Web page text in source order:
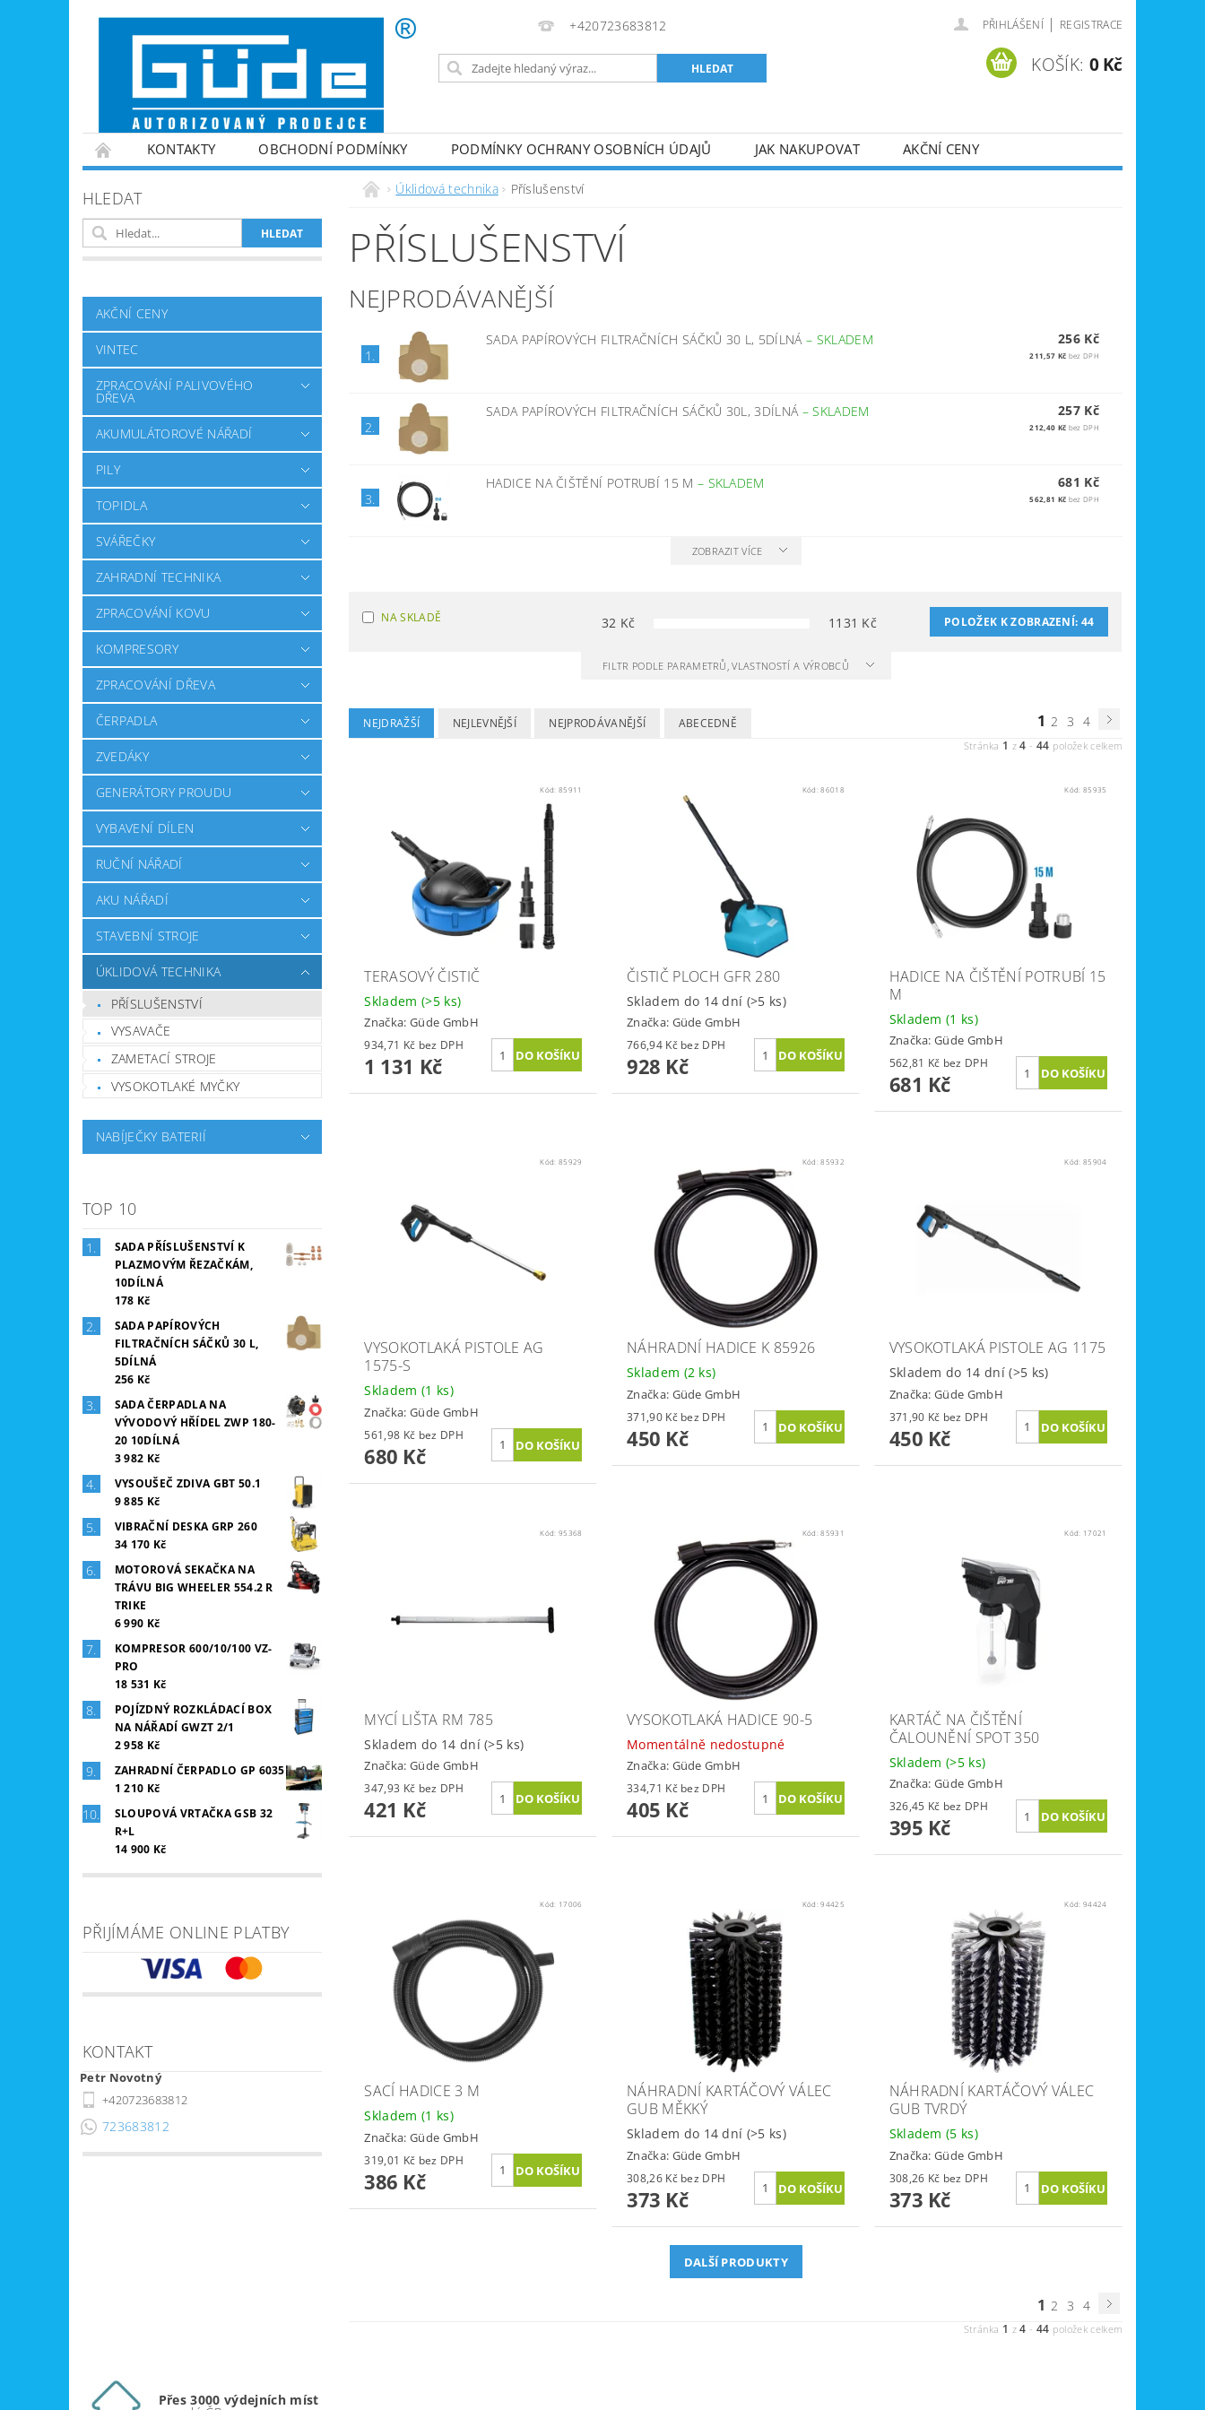
+420723683812 PŘIHLÁŠENÍ | REGISTRACE
KOŠÍK: 0 Kč
KONTAKTY OBCHODNÍ PODMÍNKY PODMÍNKY OCHRANY OSOBNÍCH ÚDAJŮ JAK NAKUPOVAT
AKČNÍ CENY
ZPRACOVÁNÍ PALIVOVÉHO DŘEVA AKUMULÁTOROVÉ NÁŘADÍ
ZAHRADNÍ TECHNIKA
ZPRACOVÁNÍ KOVU
GENERÁTORY PROUDU
VYBAVENÍ DÍLEN RUČNÍ NÁŘADÍ AKU NÁŘADÍ
HLEDAT
AKČNÍ CENY
VINTEC
ZPRACOVÁNÍ PALIVOVÉHO
DŘEVA
AKUMULÁTOROVÉ NÁŘADÍ
PILY
TOPIDLA
SVÁŘEČKY
ZAHRADNÍ TECHNIKA
ZPRACOVÁNÍ KOVU
KOMPRESORY
ZPRACOVÁNÍ DŘEVA
ČERPADLA
ZVEDÁKY
GENERÁTORY PROUDU
VYBAVENÍ DÍLEN
RUČNÍ NÁŘADÍ
AKU NÁŘADÍ
STAVEBNÍ STROJE
ÚKLIDOVÁ TECHNIKA
PŘÍSLUŠENSTVÍ
VYSAVAČE
ZAMETACÍ STROJE
VYSOKOTLAKÉ MYČKY
NABÍJEČKY BATERIÍ
TOP 10
SADA PŘÍSLUŠENSTVÍ K
PLAZMOVÝM ŘEZAČKÁM,
10DÍLNÁ
178 Kč
SADA PAPÍROVÝCH
FILTRAČNÍCH SÁČKŮ 30 L,
5DÍLNÁ
256 Kč
SADA ČERPADLA NA
VÝVODOVÝ HŘÍDEL ZWP 180-
20 10DÍLNÁ
3 982 Kč
VYSOUŠEČ ZDIVA GBT 50.1
9 885 Kč
VIBRAČNÍ DESKA GRP 260
34 170 Kč
MOTOROVÁ SEKAČKA NA
TRÁVU BIG WHEELER 554.2 R
TRIKE
6 990 Kč
KOMPRESOR 600/10/100 VZ-
PRO
18 531 Kč
POJÍZDNÝ ROZKLÁDACÍ BOX
NA NÁŘADÍ GWZT 2/1
2 958 Kč
ZAHRADNÍ ČERPADLO GP 6035
1 210 Kč
SLOUPOVÁ VRTAČKA GSB 32
R+L
14 900 Kč
PŘIJÍMÁME ONLINE PLATBY
KONTAKT
Petr Novotný
+420723683812
723683812
Úklidová technika Příslušenství
PŘÍSLUŠENSTVÍ
NEJPRODÁVANĚJŠÍ
1.
SADA PAPÍROVÝCH FILTRAČNÍCH SÁČKŮ 30 L, 5DÍLNÁ – SKLADEM 256 Kč
211,57 Kč bez DPH
2.
SADA PAPÍROVÝCH FILTRAČNÍCH SÁČKŮ 30L, 3DÍLNÁ –SKLADEM 257 Kč
212,40 Kč bez DPH
3.
HADICE NA ČIŠTĚNÍ POTRUBÍ 15 M – SKLADEM 681 Kč
562,81 Kč bez DPH
ZOBRAZIT VÍCE
NA SKLADĚ 32 Kč 1131 Kč POLOŽEK K ZOBRAZENÍ: 44
FILTR PODLE PARAMETRŮ, VLASTNOSTÍ A VÝROBCŮ
NEJDRAŽŠÍ NEJLEVNĚJŠÍ NEJPRODÁVANĚJŠÍ ABECEDNĚ 1 2 3 4
Stránka 1 z4 - 44 položek celkem
Kód: 85911
TERASOVÝ ČISTIČ
Skladem (>5 ks)
Značka: Güde GmbH
934,71 Kč bez DPH
1 131 Kč
Kód:86018
ČISTIČ PLOCH GFR 280
Skladem do 14 dní (>5 ks)
Značka: Güde GmbH
766,94 Kč bez DPH
928 Kč
Kód:85935
HADICE NA ČIŠTĚNÍ POTRUBÍ 15
M
Skladem(1 ks)
Značka:Güde GmbH
562,81 Kč bez DPH
681 Kč
Kód: 85929
VYSOKOTLAKÁ PISTOLE AG
1575-S
Skladem (1 ks)
Značka: Güde GmbH
561,98 Kč bez DPH
680 Kč
Kód:85932
NÁHRADNÍ HADICE K 85926
Skladem (2 ks)
Značka: Güde GmbH
371,90 Kč bez DPH
450 Kč
Kód:85904
VYSOKOTLAKÁ PISTOLE AG 1175
Skladem do 14 dní(>5 ks)
Značka:Güde GmbH
371,90 Kč bez DPH
450 Kč
Kód: 95368
MYCÍ LIŠTA RM 785
Skladem do 14 dní(>5 ks)
Značka: Güde GmbH
347,93 Kč bez DPH
421 Kč
Kód:85931
VYSOKOTLAKÁ HADICE 90-5
Momentálně nedostupné
Značka: Güde GmbH
334,71 Kč bez DPH
405 Kč
Kód: 17021
KARTÁČ NA ČIŠTĚNÍ
ČALOUNĚNÍ SPOT 350
Skladem(>5 ks)
Značka:Güde GmbH
326,45 Kč bez DPH
395 Kč
Kód: 17006
SACÍ HADICE 3 M
Skladem (1 ks)
Značka: Güde GmbH
319,01 Kč bez DPH
386 Kč
Kód:94425
NÁHRADNÍ KARTÁČOVÝ VÁLEC
GUB MĚKKÝ
Skladem do 14 dní (>5 ks)
Značka: Güde GmbH
308,26 Kč bez DPH
373 Kč
Kód:94424
NÁHRADNÍ KARTÁČOVÝ VÁLEC
GUB TVRDÝ
Skladem(5 ks)
Značka:Güde GmbH
308,26 Kč bez DPH
373 Kč
DALŠÍ PRODUKTY
1 2 3 4
Stránka 1 z4 - 44 položek celkem
Přes 3000 výdejních míst